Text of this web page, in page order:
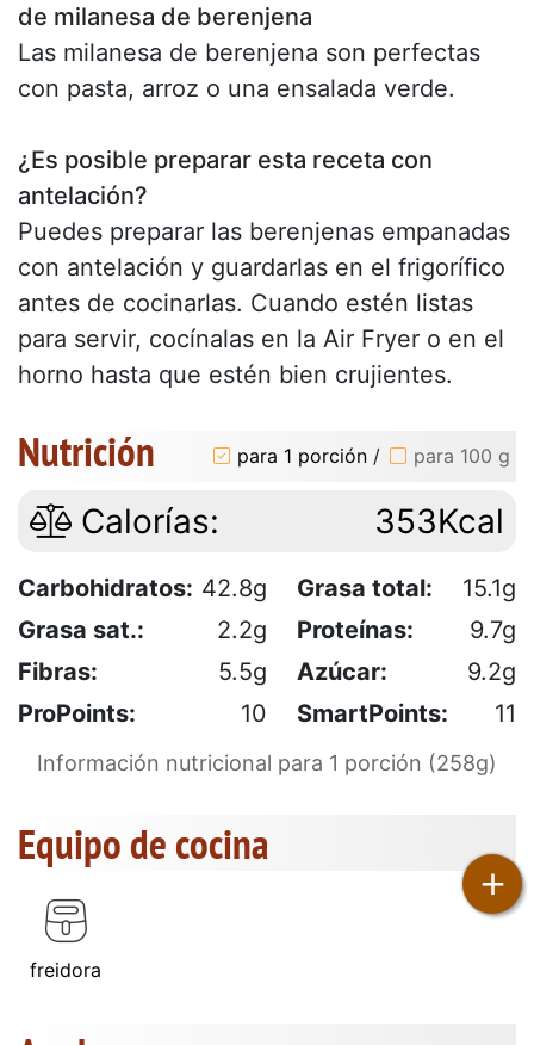
de milanesa de berenjena
Las milanesa de berenjena son perfectas
con pasta, arroz o una ensalada verde.
¿Es posible preparar esta receta con
antelación?
Puedes preparar las berenjenas empanadas
con antelación y guardarlas en el frigorífico
antes de cocinarlas. Cuando estén listas
para servir, cocínalas en la Air Fryer o en el
horno hasta que estén bien crujientes.
Nutrición para 1 porción / para 100 g
Calorías: 353Kcal
Carbohidratos: 42.8g Grasa total:
15.1g
Grasa sat.:
2.2g Proteínas:
9.7g
Fibras:
5.5g Azúcar:
9.2g
ProPoints:
10 SmartPoints: 11
Información nutricional para 1 porción (258g)
Equipo de cocina
freidora
+